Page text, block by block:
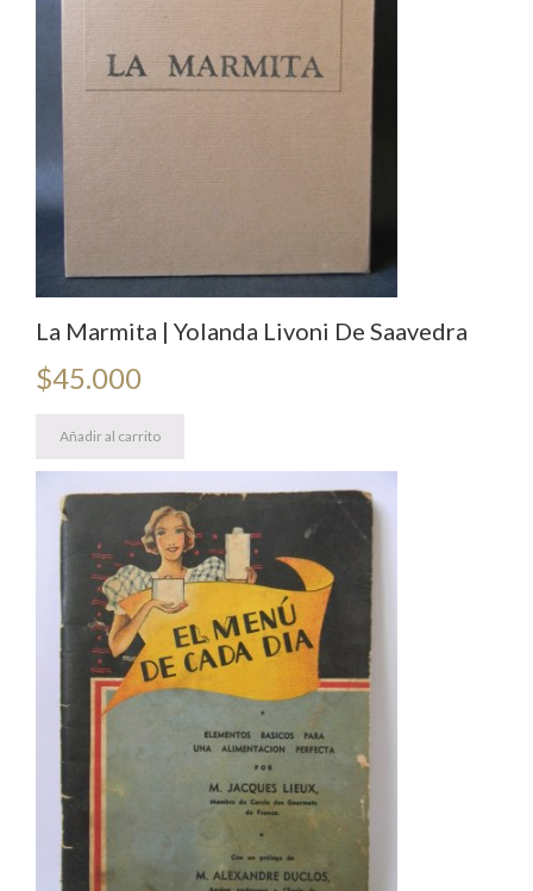
La Marmita | Yolanda Livoni De Saavedra
$45.000
Añadir al carrito